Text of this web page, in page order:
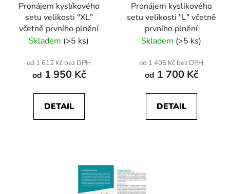
Pronájem kyslíkového
setu velikosti "XL"
včetně prvního plnění
Skladem (>5 ks)
od 1 612 Kč bez DPH
od 1 950 Kč
DETAIL
Pronájem kyslíkového
setu velikosti "L" včetně
prvního plnění
Skladem (>5 ks)
od 1 405 Kč bez DPH
od 1 700 Kč
DETAIL